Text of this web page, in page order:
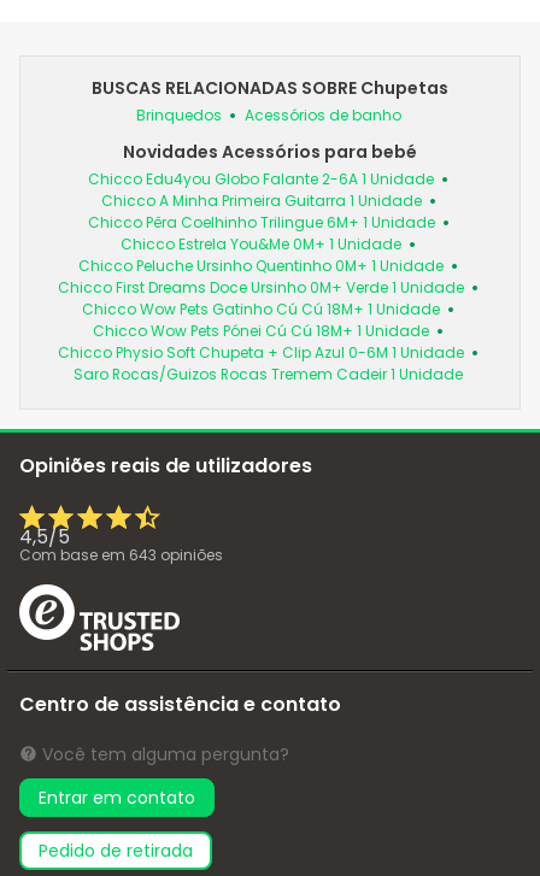
BUSCAS RELACIONADAS SOBRE Chupetas
Brinquedos Acessórios de banho
Novidades Acessórios para bebé
Chicco Edu4you Globo Falante 2-6A 1 Unidade
Chicco A Minha Primeira Guitarra 1 Unidade
Chicco Pêra Coelhinho Trilingue 6M+ 1 Unidade
Chicco Estrela You&Me 0M+ 1 Unidade
Chicco Peluche Ursinho Quentinho 0M+ 1 Unidade
Chicco First Dreams Doce Ursinho 0M+ Verde 1 Unidade
Chicco Wow Pets Gatinho Cú Cú 18M+ 1 Unidade
Chicco Wow Pets Pónei Cú Cú 18M+ 1 Unidade
Chicco Physio Soft Chupeta + Clip Azul 0-6M 1 Unidade
Saro Rocas/Guizos Rocas Tremem Cadeir 1 Unidade
Opiniões reais de utilizadores
4,5/5
Com base em 643 opiniões
Centro de assistência e contato
Você tem alguma pergunta?
Entrar em contato
pedido de retirada